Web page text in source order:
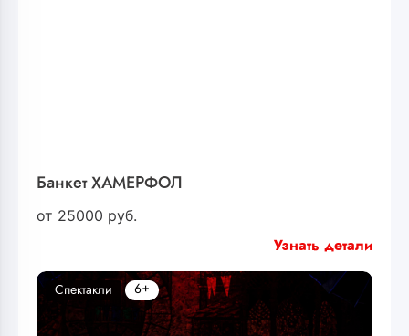
Банкет ХАМЕРФОЛ
от 25000 руб.
Узнать детали
Спектакли 6+